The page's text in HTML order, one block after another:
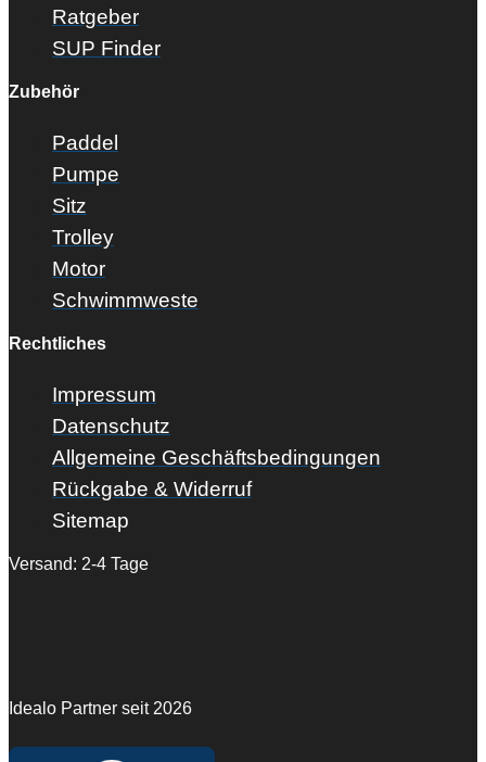
Ratgeber
SUP Finder
Zubehör
Paddel
Pumpe
Sitz
Trolley
Motor
Schwimmweste
Rechtliches
Impressum
Datenschutz
Allgemeine Geschäftsbedingungen
Rückgabe & Widerruf
Sitemap
Versand: 2-4 Tage
Idealo Partner seit 2026